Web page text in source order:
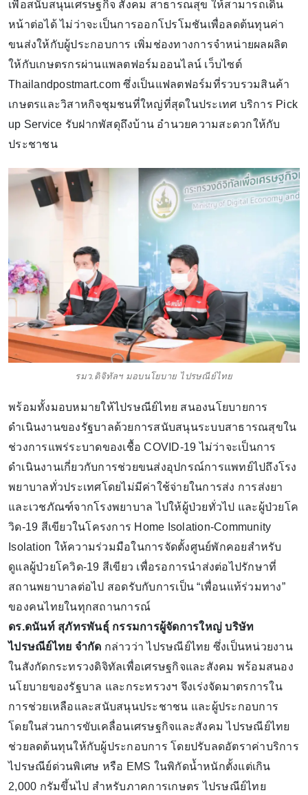
เพื่อสนับสนุนเศรษฐกิจ สังคม สาธารณสุข ให้สามารถเดิน
หน้าต่อได้ ไม่ว่าจะเป็นการออกโปรโมชันเพื่อลดต้นทุนค่า
ขนส่งให้กับผู้ประกอบการ เพิ่มช่องทางการจำหน่ายผลผลิต
ให้กับเกษตรกรผ่านแพลตฟอร์มออนไลน์ เว็บไซต์
Thailandpostmart.com ซึ่งเป็นแฟลตฟอร์มที่รวบรวมสินค้า
เกษตรและวิสาหกิจชุมชนที่ใหญ่ที่สุดในประเทศ บริการ Pick
up Service รับฝากพัสดุถึงบ้าน อำนวยความสะดวกให้กับ
ประชาชน
รมว.ดิจิทัลฯ มอบนโยบาย ไปรษณีย์ไทย
พร้อมทั้งมอบหมายให้ไปรษณีย์ไทย สนองนโยบายการ
ดำเนินงานของรัฐบาลด้วยการสนับสนุนระบบสาธารณสุขใน
ช่วงการแพร่ระบาดของเชื้อ COVID-19 ไม่ว่าจะเป็นการ
ดำเนินงานเกี่ยวกับการช่วยขนส่งอุปกรณ์การแพทย์ไปถึงโรง
พยาบาลทั่วประเทศโดยไม่มีค่าใช้จ่ายในการส่ง การส่งยา
และเวชภัณฑ์จากโรงพยาบาล ไปให้ผู้ป่วยทั่วไป และผู้ป่วยโค
วิด-19 สีเขียวในโครงการ Home Isolation-Community
Isolation ให้ความร่วมมือในการจัดตั้งศูนย์พักคอยสำหรับ
ดูแลผู้ป่วยโควิด-19 สีเขียว เพื่อรอการนำส่งต่อไปรักษาที่
สถานพยาบาลต่อไป สอดรับกับการเป็น “เพื่อนแท้ร่วมทาง”
ของคนไทยในทุกสถานการณ์
ดร.ดนันท์ สุภัทรพันธุ์ กรรมการผู้จัดการใหญ่ บริษัท
ไปรษณีย์ไทย จำกัด กล่าวว่า ไปรษณีย์ไทย ซึ่งเป็นหน่วยงาน
ในสังกัดกระทรวงดิจิทัลเพื่อเศรษฐกิจและสังคม พร้อมสนอง
นโยบายของรัฐบาล และกระทรวงฯ จึงเร่งจัดมาตรการใน
การช่วยเหลือและสนับสนุนประชาชน และผู้ประกอบการ
โดยในส่วนการขับเคลื่อนเศรษฐกิจและสังคม ไปรษณีย์ไทย
ช่วยลดต้นทุนให้กับผู้ประกอบการ โดยปรับลดอัตราค่าบริการ
ไปรษณีย์ด่วนพิเศษ หรือ EMS ในพิกัดน้ำหนักตั้งแต่เกิน
2,000 กรัมขึ้นไป สำหรับภาคการเกษตร ไปรษณีย์ไทย